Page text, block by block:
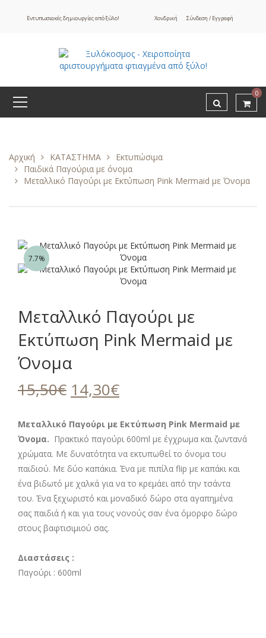
Εντυπωσιακές δημιουργίες από ξύλο! Χονδρική Σύνδεση / Εγγραφή
0
Αρχική ΚΑΤΑΣΤΗΜΑ
Εκτυπώσιμα
Παιδικά Παγούρια με όνομα
Μεταλλικό Παγούρι με Εκτύπωση Pink Mermaid με Όνομα
7.7%
Μεταλλικό Παγούρι με
Εκτύπωση Pink Mermaid με
Όνομα
15,50€ Original
was:
15,50€.
14,30€Η
τιμή
είναι:
14,30€.
Μεταλλικό Παγούρι με Εκτύπωση Pink Mermaid με
Όνομα. Πρακτικό παγούρι 600ml με έγχρωμα και ζωντανά
χρώματα. Με δυνατότητα να εκτυπωθεί το όνομα του
παιδιού. Με δύο καπάκια. Ένα με πιπίλα flip με καπάκι και
ένα βιδωτό με χαλκά για να το κρεμάει από την τσάντα
του. Ένα ξεχωριστό και μοναδικό δώρο στα αγαπημένα
σας παιδιά ή και για τους νονούς σαν ένα όμορφο δώρο
στους βαφτισιμιού σας.
Διαστάσεις :
Παγούρι : 600ml